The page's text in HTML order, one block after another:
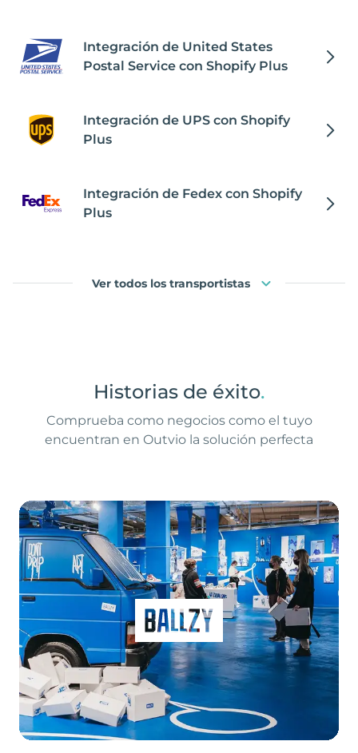
Integración de United States
Postal Service con Shopify Plus
Integración de UPS con Shopify
Plus
Integración de Fedex con Shopify
Plus
Ver todos los transportistas
Historias de éxito.
Comprueba como negocios como el tuyo
encuentran en Outvio la solución perfecta